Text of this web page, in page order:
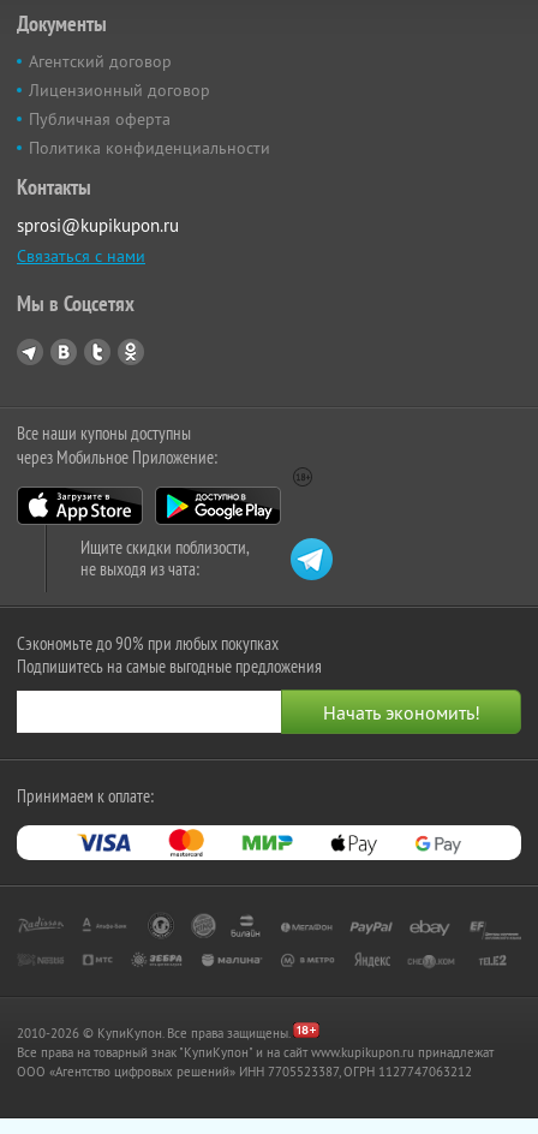
Документы
Агентский договор
Лицензионный договор
Публичная оферта
Политика конфиденциальности
Контакты
sprosi@kupikupon.ru
Связаться с нами
Мы в Соцсетях
Все наши купоны доступны
через Мобильное Приложение:
Ищите скидки поблизости,
не выходя из чата:
Сэкономьте до 90% при любых покупках
Подпишитесь на самые выгодные предложения
Принимаем к оплате:
2010-2026 © КупиКупон. Все права защищены.
Все права на товарный знак "КупиКупон" и на сайт www.kupikupon.ru принадлежат
OOO «Агентство цифровых решений» ИНН 7705523387, ОГРН 1127747063212